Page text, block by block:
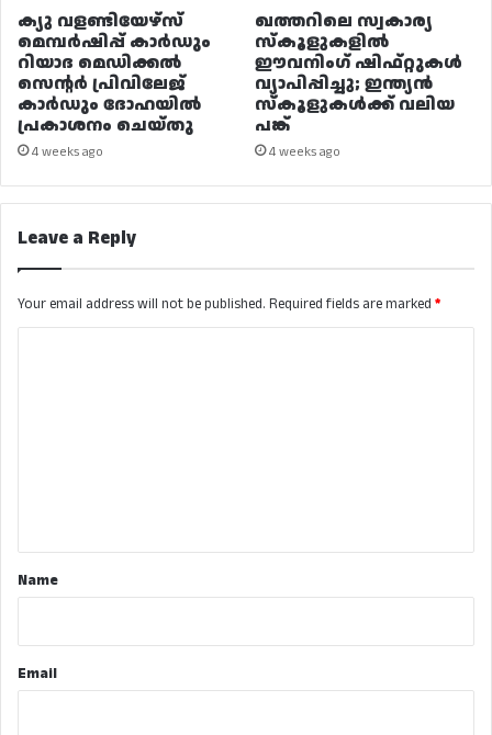
ക്യു വളണ്ടിയേഴ്‌സ്
മെമ്പർഷിപ്പ് കാർഡും
റിയാദ മെഡിക്കൽ
സെന്റർ പ്രിവിലേജ്
കാർഡും ദോഹയിൽ
പ്രകാശനം ചെയ്തു
4 weeks ago
ഖത്തറിലെ സ്വകാര്യ
സ്കൂളുകളിൽ
ഈവനിംഗ് ഷിഫ്റ്റുകൾ
വ്യാപിപ്പിച്ചു; ഇന്ത്യൻ
സ്കൂളുകൾക്ക് വലിയ
പങ്ക്
4 weeks ago
Leave a Reply
Your email address will not be published. Required fields are marked *
*Name
Email